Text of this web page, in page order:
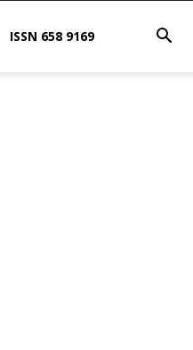
ISSN 658 9169